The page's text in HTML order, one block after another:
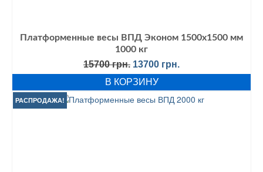
Платформенные весы ВПД Эконом 1500х1500 мм
1000 кг
15700грн. Первоначальная
цена
составляла
15700 грн..
13700 грн.Текущая
цена:
В КОРЗИНУ
РАСПРОДАЖА!